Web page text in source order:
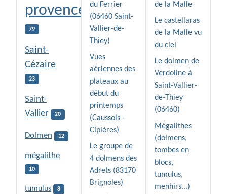
provence
79
Saint-
Cézaire
23
Saint-
Vallier
20
Dolmen 12
mégalithe
10
tumulus 8
du Ferrier
(06460 Saint-
Vallier-de-
Thiey)
Vues
aériennes des
plateaux au
début du
printemps
(Caussols –
Cipières)
Le groupe de
4 dolmens des
Adrets (83170
Brignoles)
de la Malle
Le castellaras
de la Malle vu
du ciel
Le dolmen de
Verdoline à
Saint-Vallier-
de-Thiey
(06460)
Mégalithes
(dolmens,
tombes en
blocs,
tumulus,
menhirs...)